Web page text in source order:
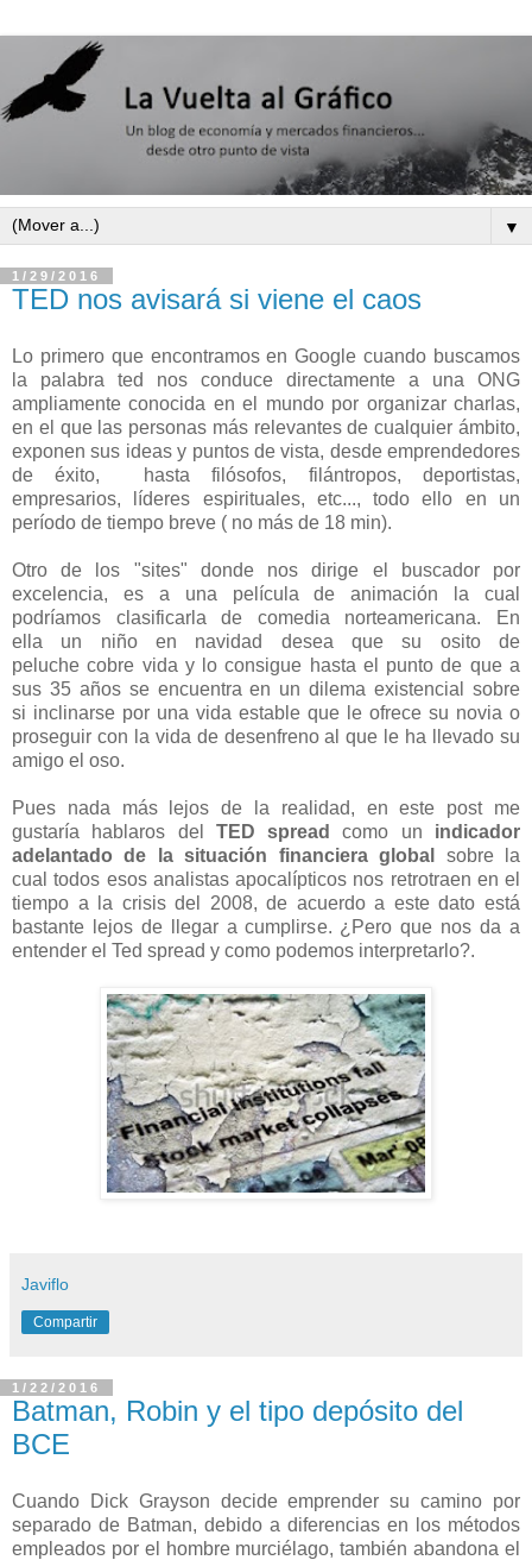
▼
1/29/2016
TED nos avisará si viene el caos
Lo primero que encontramos en Google cuando buscamos
la palabra ted nos conduce directamente a una ONG
ampliamente conocida en el mundo por organizar charlas,
en el que las personas más relevantes de cualquier ámbito,
exponen sus ideas y puntos de vista, desde emprendedores
de éxito, hasta filósofos, filántropos, deportistas,
empresarios, líderes espirituales, etc..., todo ello en un
período de tiempo breve ( no más de 18 min).
Otro de los "sites" donde nos dirige el buscador por
excelencia, es a una película de animación la cual
podríamos clasificarla de comedia norteamericana. En
ella un niño en navidad desea que su osito de
peluche cobre vida y lo consigue hasta el punto de que a
sus 35 años se encuentra en un dilema existencial sobre
si inclinarse por una vida estable que le ofrece su novia o
proseguir con la vida de desenfreno al que le ha llevado su
amigo el oso.
Pues nada más lejos de la realidad, en este post me
gustaría hablaros del TED spread como un indicador
adelantado de la situación financiera global
sobre la
cual todos esos analistas apocalípticos nos retrotraen en el
tiempo a la crisis del 2008, de acuerdo a este dato está
bastante lejos de llegar a cumplirse. ¿Pero que nos da a
entender el Ted spread y como podemos interpretarlo?.
Javiflo
Compartir
1/22/2016
Batman, Robin y el tipo depósito del
BCE
Cuando Dick Grayson decide emprender su camino por
separado de Batman, debido a diferencias en los métodos
empleados por el hombre murciélago, también abandona el